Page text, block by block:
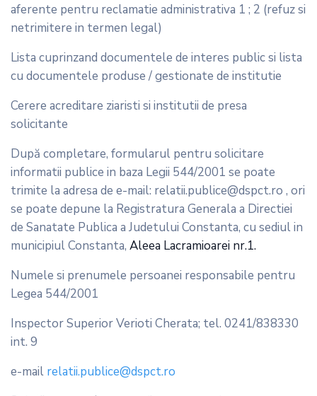
aferente pentru reclamatie administrativa 1 ; 2 (refuz si
netrimitere in termen legal)
Lista cuprinzand documentele de interes public si lista
cu documentele produse / gestionate de institutie
Cerere acreditare ziaristi si institutii de presa
solicitante
După completare, formularul pentru solicitare
informatii publice in baza Legii 544/2001 se poate
trimite la adresa de e-mail: relatii.publice@dspct.ro , ori
se poate depune la Registratura Generala a Directiei
de Sanatate Publica a Judetului Constanta, cu sediul in
municipiul Constanta, Aleea Lacramioarei nr.1.
Numele si prenumele persoanei responsabile pentru
Legea 544/2001
Inspector Superior Verioti Cherata; tel. 0241/838330
int. 9
e-mail relatii.publice@dspct.ro